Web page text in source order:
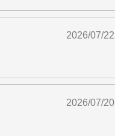
2026/07/22
2026/07/20